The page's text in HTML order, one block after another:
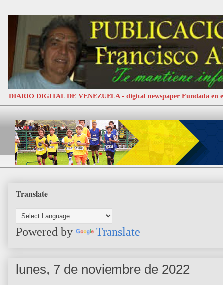
DIARIO DIGITAL DE VENEZUELA - digital newspaper Fundada en
Translate
Powered by Translate
lunes, 7 de noviembre de 2022